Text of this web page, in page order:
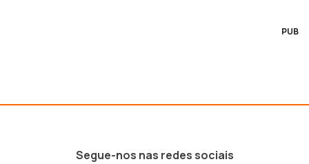
PUB
Segue-nos nas redes sociais